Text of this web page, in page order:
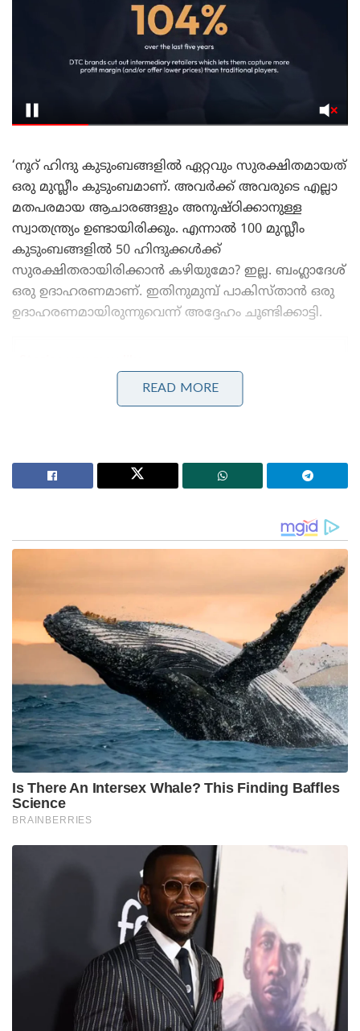
‘നൂറ് ഹിന്ദു കുടുംബങ്ങളിൽ ഏറ്റവും സുരക്ഷിതമായത്
ഒരു മുസ്ലീം കുടുംബമാണ്. അവർക്ക് അവരുടെ എല്ലാ
മതപരമായ ആചാരങ്ങളും അനുഷ്ഠിക്കാനുള്ള
സ്വാതന്ത്ര്യം ഉണ്ടായിരിക്കും. എന്നാൽ 100 മുസ്ലീം
കുടുംബങ്ങളിൽ 50 ഹിന്ദുക്കൾക്ക്
സുരക്ഷിതരായിരിക്കാൻ കഴിയുമോ? ഇല്ല. ബംഗ്ലാദേശ്
ഒരു ഉദാഹരണമാണ്. ഇതിനുമുമ്പ് പാകിസ്താൻ ഒരു
ഉദാഹരണമായിരുന്നുവെന്ന് അദ്ദേഹം ചൂണ്ടിക്കാട്ടി.
അന്വേഷണത്തിന് പ്രത്യേക സി.ബി.ഐ സംഘത്തെ
നിയോഗിച്ച് കൽക്കട്ട ഹൈക്കോടതി
കഴിഞ്ഞ വർഷം ഓഗസ്റ്റിൽ ബംഗ്ലാദേശിൽ ഷെയ്ഖ്
ഹസീനയുടെ നേതൃത്വത്തിലുള്ള സർക്കാർ
ആക്രമണങ്ങൾ ഉണ്ടായിട്ടുണ്ട്. നിരവധി
പുരോഹിതന്മാരെയും അറസ്റ്റ് ചെയ്തിട്ടുണ്ട്.
ന്യൂനപക്ഷങ്ങളുടെ വീടുകൾ കൊള്ളയടിക്കപ്പെട്ടു, 150
ലധികം ക്ഷേത്രങ്ങൾ ഇസ്ലാമിക തീവ്രവാദികൾ
നശിപ്പിച്ചുവെന്ന് അദ്ദേഹം ചൂണ്ടിക്കാട്ടി. 2017 ൽ
ബിജെപി സർക്കാർ രൂപീകരിച്ചതിനുശേഷം
ഉത്തർപ്രദേശിലെ വർഗീയ കലാപങ്ങൾ
അവസാനിച്ചതായി അദ്ദേഹം പറഞ്ഞു. ഒരു യോഗി
എന്ന നിലയിൽ താൻ ‘എല്ലാവരുടെയും സന്തോഷം’
ആഗ്രഹിക്കുന്നുവെന്ന് മുഖ്യമന്ത്രി വ്യക്തമാക്കി.
‘ഉത്തർപ്രദേശിൽ മുസ്ലീങ്ങളാണ് ഏറ്റവും സുരക്ഷിതർ.
സുരക്ഷിതരാണ്. 2017 ന് മുമ്പ് യുപിയിൽ കലാപങ്ങൾ
ഉണ്ടായിരുന്നെങ്കിൽ, ഹിന്ദു കടകൾ
കത്തിച്ചിരുന്നെങ്കിൽ, മുസ്ലീം കടകളും
കത്തുമായിരുന്നു. ഹിന്ദു വീടുകൾ കത്തുന്നുണ്ടെങ്കിൽ,
മുസ്ലീം വീടുകളും കത്തുകയായിരുന്നു. 2017 ന് ശേഷം
കലാപം നിലച്ചുവെന്ന് അദ്ദേഹം പറഞ്ഞു.
READ MORE